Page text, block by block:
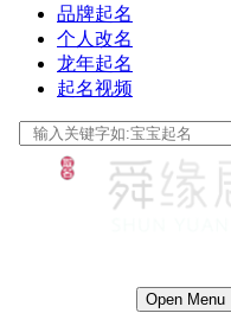
品牌起名
个人改名
龙年起名
起名视频
Open Menu